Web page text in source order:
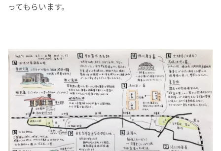
ってもらいます。